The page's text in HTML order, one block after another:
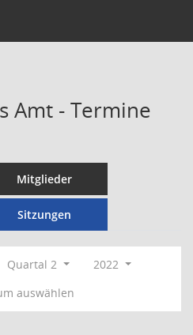
Amt - Termine
Mitglieder
Sitzungen
Quartal 2
2022
auswählen